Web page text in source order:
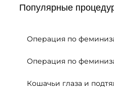
Популярные
Операция по
Операция по
Кошачьи глаза и